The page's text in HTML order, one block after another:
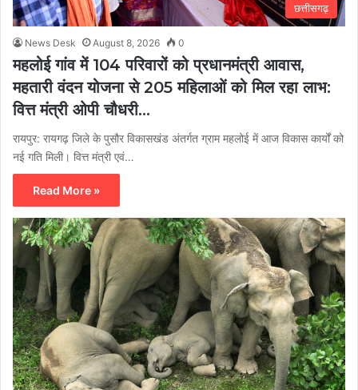
छत्तीसगढ़
News Desk August 8, 2026 0
महलोई गांव में 104 परिवारों को प्रधानमंत्री आवास,
महतारी वंदन योजना से 205 महिलाओं को मिल रहा लाभ:
वित्त मंत्री ओपी चौधरी…
रायपुर: रायगढ़ जिले के पुसौर विकासखंड अंतर्गत ग्राम महलोई में आज विकास कार्यों को
नई गति मिली। वित्त मंत्री एवं…
Read More »